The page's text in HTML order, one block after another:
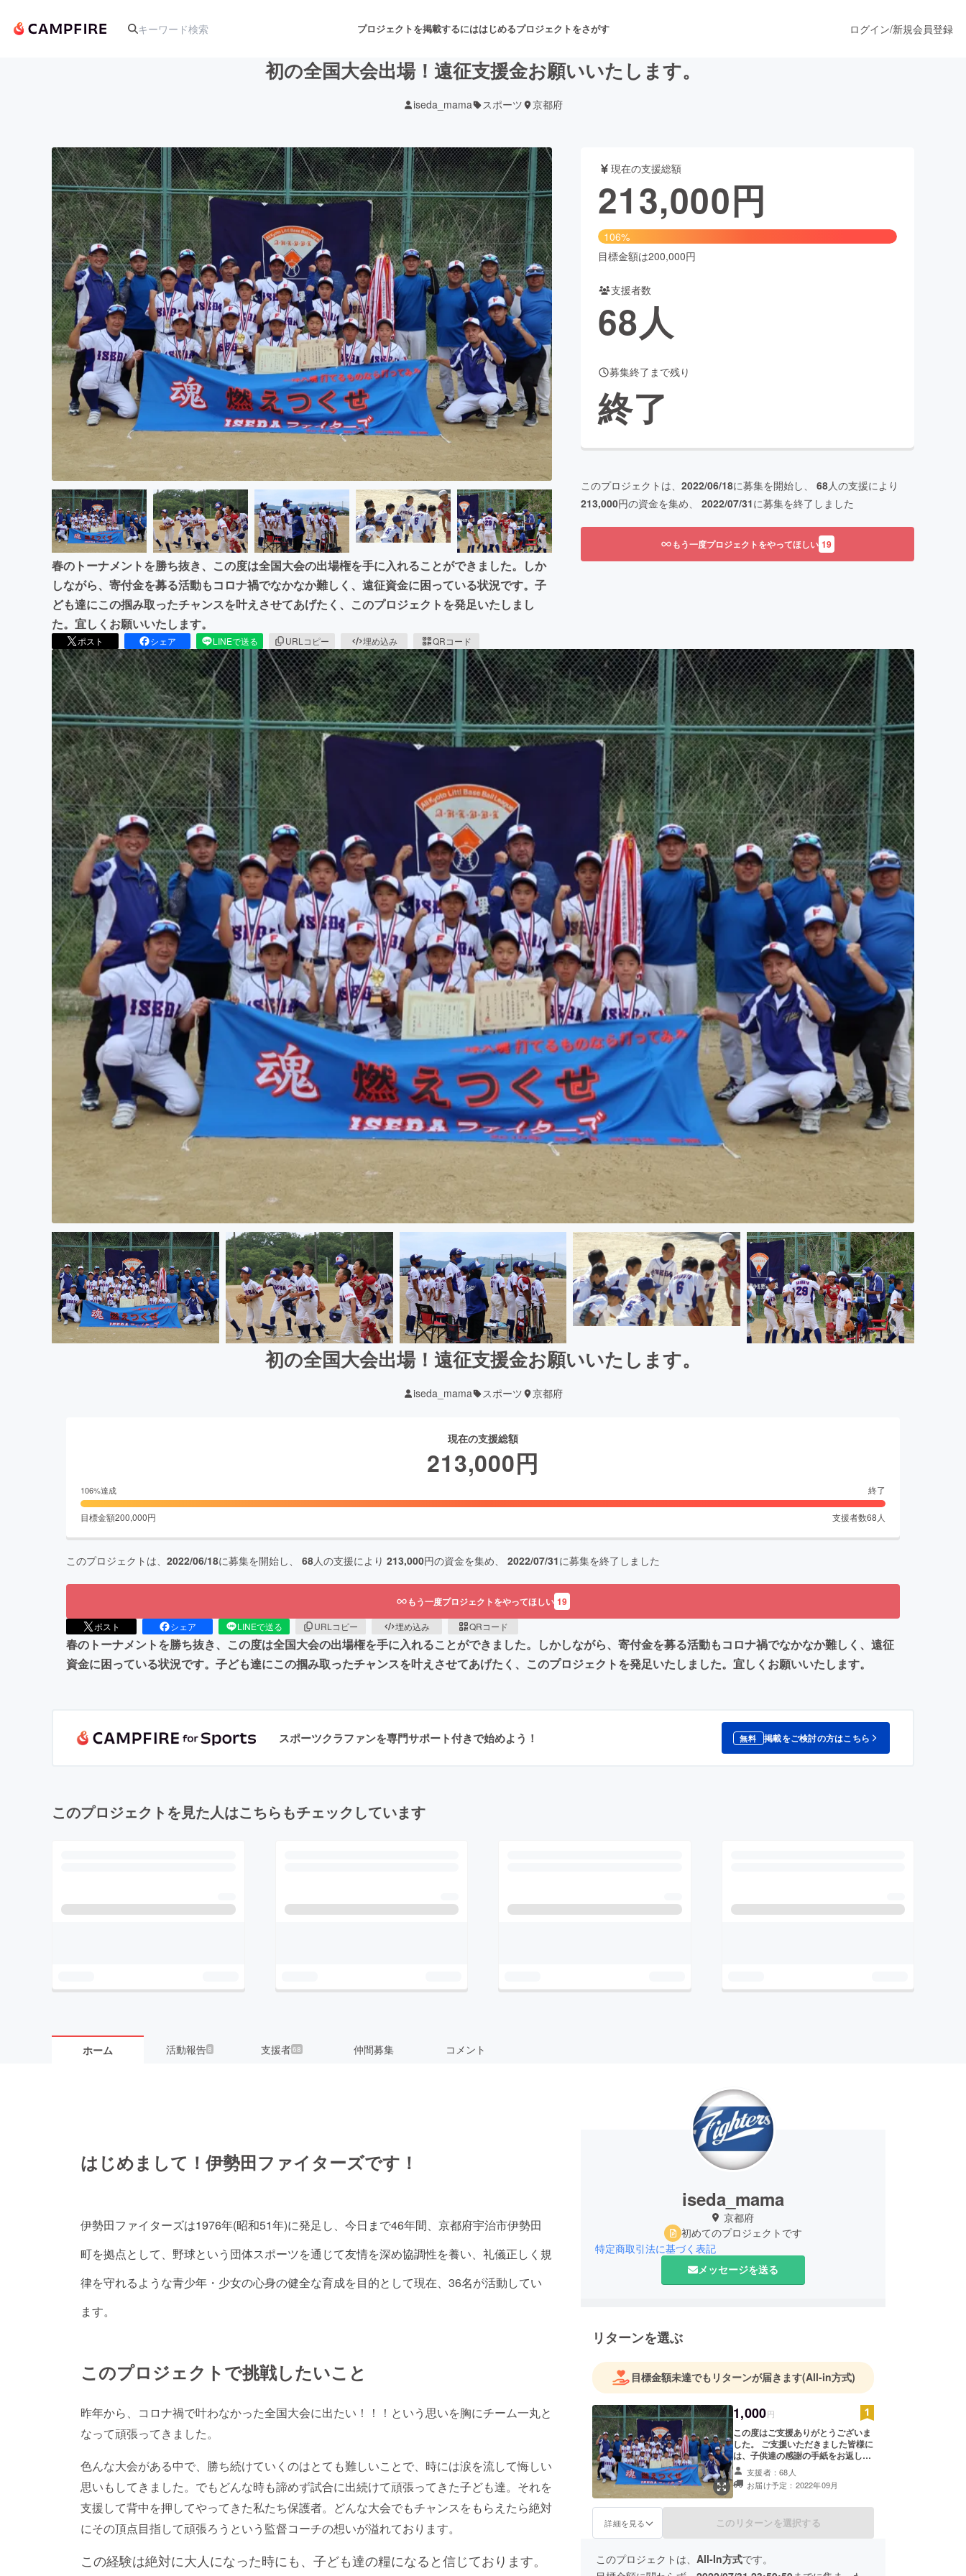
プロジェクトを掲載するにははじめるプロジェクトをさがす
アート・写真 音楽 舞台・パフォーマンス
テクノロジー・ガジェット ゲーム・サービス開発 フード・飲食店 ファッション
映像・映画 書籍・雑誌出版 アニメ・漫画
ビジネス・起業 チャレンジ ビューティー・ヘルスケア
まちづくり・地域活性化
CAMPFIRE for Social GoodCAMPFIRE Creation
CAMPFIREふるさと納税machi-ya コミュニティ
ログイン/新規会員登録
初の全国大会出場！遠征支援金お願いいたします。
iseda_mama スポーツ 京都府
春のトーナメントを勝ち抜き、この度は全国大会の出場権を手に入れることができました。しか
しながら、寄付金を募る活動もコロナ禍でなかなか難しく、遠征資金に困っている状況です。子
ども達にこの掴み取ったチャンスを叶えさせてあげたく、このプロジェクトを発足いたしまし
た。宜しくお願いいたします。
ポスト シェア LINEで送る URLコピー 埋め込み QRコード
現在の支援総額
213,000円
106%
目標金額は200,000円
支援者数
68人
募集終了まで残り
終了
このプロジェクトは、 2022/06/18に募集を開始し、 68人の支援により
213,000円の資金を集め、 2022/07/31に募集を終了しました
もう一度プロジェクトをやってほしい 19
初の全国大会出場！遠征支援金お願いいたします。
iseda_mama スポーツ 京都府
現在の支援総額
213,000円
106%達成 終了
目標金額200,000円 支援者数68 人
このプロジェクトは、 2022/06/18に募集を開始し、 68人の支援により 213,000円の資金を集め、 2022/07/31に募集を終了しました
もう一度プロジェクトをやってほしい 19
ポスト シェア LINEで送る URLコピー 埋め込み QRコード
春のトーナメントを勝ち抜き、この度は全国大会の出場権を手に入れることができました。しかしながら、寄付金を募る活動もコロナ禍でなかなか難しく、遠征
資金に困っている状況です。子ども達にこの掴み取ったチャンスを叶えさせてあげたく、このプロジェクトを発足いたしました。宜しくお願いいたします。
スポーツクラファンを専門サポート付きで始めよう！ 無料 掲載をご検討の方はこちら
このプロジェクトを見た人はこちらもチェックしています
ホーム 活動報告8 支援者68 仲間募集 コメント
はじめまして！伊勢田ファイターズです！
伊勢田ファイターズは1976年(昭和51年)に発足し、今日まで46年間、京都府宇治市伊勢田
町を拠点として、野球という団体スポーツを通じて友情を深め協調性を養い、礼儀正しく規
律を守れるような青少年・少女の心身の健全な育成を目的として現在、36名が活動してい
ます。
このプロジェクトで挑戦したいこと
昨年から、コロナ禍で叶わなかった全国大会に出たい！！！という思いを胸にチーム一丸と
なって頑張ってきました。
色んな大会がある中で、勝ち続けていくのはとても難しいことで、時には涙を流して悔しい
思いもしてきました。でもどんな時も諦めず試合に出続けて頑張ってきた子ども達。それを
支援して背中を押してやってきた私たち保護者。どんな大会でもチャンスをもらえたら絶対
にその頂点目指して頑張ろうという監督コーチの想いが溢れております。
この経験は絶対に大人になった時にも、子ども達の糧になると信じております。
iseda_mama
京都府
初めてのプロジェクトです
特定商取引法に基づく表記
メッセージを送る
リターンを選ぶ
目標金額未達でもリターンが届きます(All-in方式)
1,000円
この度はご支援ありがとうございま
した。 ご支援いただきました皆様に
は、子供達の感謝の手紙をお返しさ
せていただきたいと思っておりま
す。 厳しい社会情勢のなかのご支援
に対して些細なお返しとなります
住所・ご連絡先の記入をお願いいた
支援者：68人
お届け予定：2022年09月
詳細を見る このリターンを選択する
このプロジェクトは、 All-In方式です。